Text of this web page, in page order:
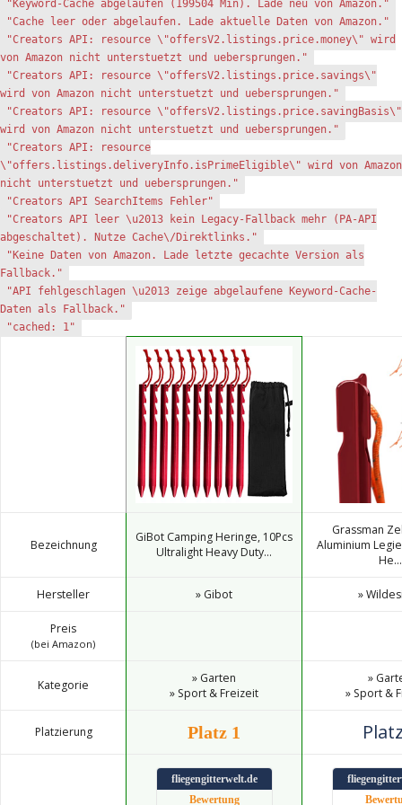
"Keyword-Cache abgelaufen (199504 Min). Lade neu von Amazon."
"Cache leer oder abgelaufen. Lade aktuelle Daten von Amazon."
"Creators API: resource \"offersV2.listings.price.money\" wird
von Amazon nicht unterstuetzt und uebersprungen."
"Creators API: resource \"offersV2.listings.price.savings\"
wird von Amazon nicht unterstuetzt und uebersprungen."
"Creators API: resource \"offersV2.listings.price.savingBasis\"
wird von Amazon nicht unterstuetzt und uebersprungen."
"Creators API: resource
\"offers.listings.deliveryInfo.isPrimeEligible\" wird von Amazon
nicht unterstuetzt und uebersprungen."
"Creators API SearchItems Fehler"
"Creators API leer \u2013 kein Legacy-Fallback mehr (PA-API
abgeschaltet). Nutze Cache\/Direktlinks."
"Keine Daten von Amazon. Lade letzte gecachte Version als
Fallback."
"API fehlgeschlagen \u2013 zeige abgelaufene Keyword-Cache-
Daten als Fallback."
"cached: 1"
Bezeichnung
GiBot Camping Heringe, 10Pcs
Ultralight Heavy Duty...
Grassman
Aluminium
He...
Hersteller » Gibot »
Preis
(bei Amazon)
Kategorie
» Garten
» Sport & Freizeit
»
» Sport &
Platzierung Platz 1
fliegengitterwelt.de
Bewertung